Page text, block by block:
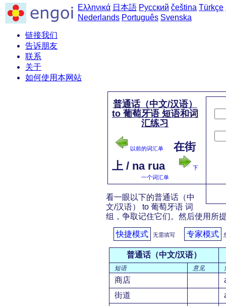
Ελληνικά 日本語 Русский čeština Türkçe
Nederlands Português Svenska
链接我们
告诉朋友
联系
关于
如何使用本网站
普通话（中文/汉语）
to 葡萄牙语 短语和词
汇练习
以前的词汇单
在街
上 / na rua
下
一个词汇单
看一眼以下的普通话（中
文/汉语） to 葡萄牙语 词
组，争取记住它们。然后使用所
快捷模式 无需填写 专家模式
普通话（中文/汉语）
短语 意见
商店
街道